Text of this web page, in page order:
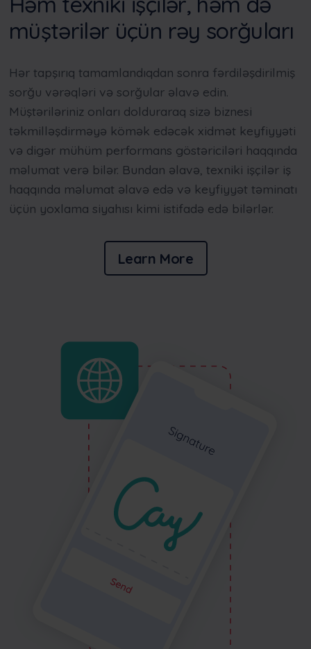
müştərilər üçün rəy sorğuları
Hər tapşırıq tamamlandıqdan sonra fərdiləşdirilmiş
sorğu vərəqləri və sorğular əlavə edin.
Müştəriləriniz onları dolduraraq sizə biznesi
təkmilləşdirməyə kömək edəcək xidmət keyfiyyəti
və digər mühüm performans göstəriciləri haqqında
məlumat verə bilər. Bundan əlavə, texniki işçilər iş
haqqında məlumat əlavə edə və keyfiyyət təminatı
üçün yoxlama siyahısı kimi istifadə edə bilərlər.
Learn More